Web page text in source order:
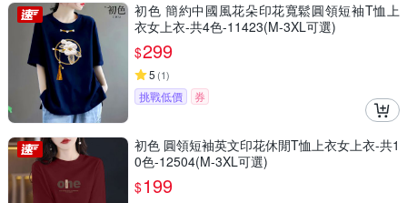
初色 簡約中國風花朵印花寬鬆圓領短袖T恤上
衣女上衣-共4色-11423(M-3XL可選)
$299
5 (1)
挑戰低價 券
初色 圓領短袖英文印花休閒T恤上衣女上衣-共1
0色-12504(M-3XL可選)
$199